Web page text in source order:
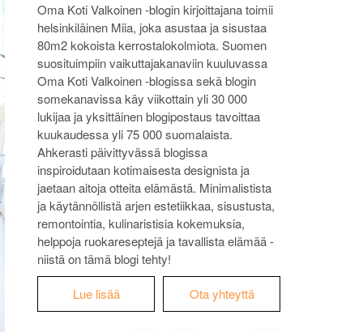
Oma Koti Valkoinen -blogin kirjoittajana toimii
helsinkiläinen Miia, joka asustaa ja sisustaa
80m2 kokoista kerrostalokolmiota. Suomen
suosituimpiin vaikuttajakanaviin kuuluvassa
Oma Koti Valkoinen -blogissa sekä blogin
somekanavissa käy viikottain yli 30 000
lukijaa ja yksittäinen blogipostaus tavoittaa
kuukaudessa yli 75 000 suomalaista.
Ahkerasti päivittyvässä blogissa
inspiroidutaan kotimaisesta designista ja
jaetaan aitoja otteita elämästä. Minimalistista
ja käytännöllistä arjen estetiikkaa, sisustusta,
remontointia, kulinaristisia kokemuksia,
helppoja ruokareseptejä ja tavallista elämää -
niistä on tämä blogi tehty!
Lue lisää Ota yhteyttä